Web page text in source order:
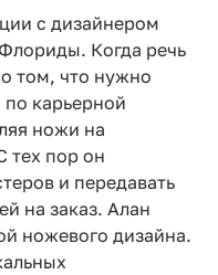
с дизайнером
Когда речь
том, что нужно
карьерной
ножи на
тех пор он
и передавать
на заказ. Алан
ножевого дизайна.